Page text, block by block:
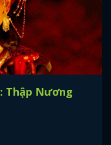
Thập Nương